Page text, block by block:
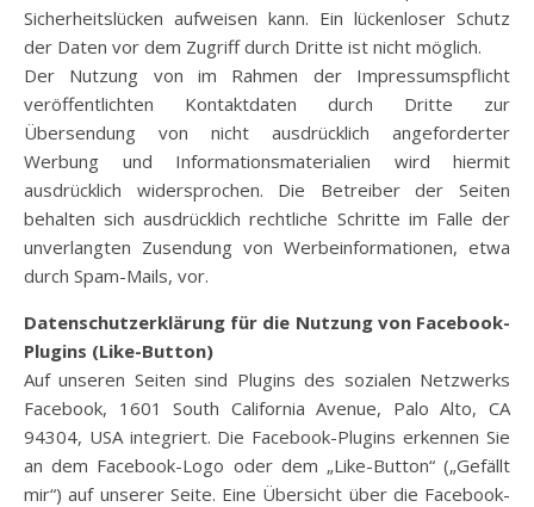
Sicherheitslücken aufweisen kann. Ein lückenloser Schutz
der Daten vor dem Zugriff durch Dritte ist nicht möglich.
Der Nutzung von im Rahmen der Impressumspflicht
veröffentlichten Kontaktdaten durch Dritte zur
Übersendung von nicht ausdrücklich angeforderter
Werbung und Informationsmaterialien wird hiermit
ausdrücklich widersprochen. Die Betreiber der Seiten
behalten sich ausdrücklich rechtliche Schritte im Falle der
unverlangten Zusendung von Werbeinformationen, etwa
durch Spam-Mails, vor.
Datenschutzerklärung für die Nutzung von Facebook-
Plugins (Like-Button)
Auf unseren Seiten sind Plugins des sozialen Netzwerks
Facebook, 1601 South California Avenue, Palo Alto, CA
94304, USA integriert. Die Facebook-Plugins erkennen Sie
an dem Facebook-Logo oder dem „Like-Button“ („Gefällt
mir“) auf unserer Seite. Eine Übersicht über die Facebook-